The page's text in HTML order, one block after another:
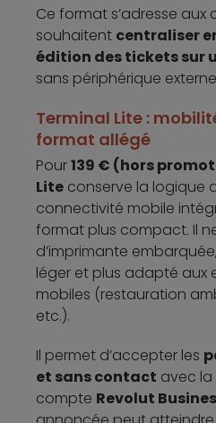
Ce format s’adresse aux
souhaitent centraliser
édition des tickets sur
sans périphérique
Terminal Lite :
format allégé
Pour139 € (hors
Lite conserve la logique
connectivité mobile
format plus compact. Il
d’imprimante
léger et plus adapté aux
mobiles (restauration
etc.).
Il permet d’accepter les
et sans contact avec
compte Revolut